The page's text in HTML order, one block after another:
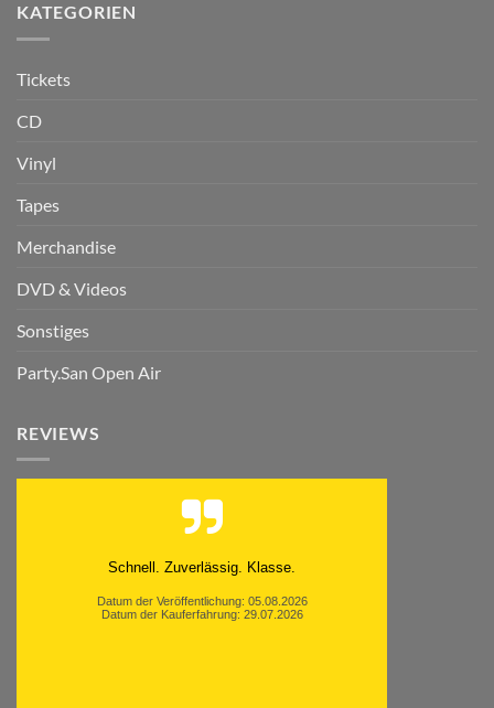
KATEGORIEN
Tickets
CD
Vinyl
Tapes
Merchandise
DVD & Videos
Sonstiges
Party.San Open Air
REVIEWS
Schnell. Zuverlässig. Klasse.
Datum der Veröffentlichung: 05.08.2026
Datum der Kauferfahrung: 29.07.2026